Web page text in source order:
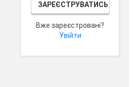
ЗАРЕЄСТРУВАТИСЬ
Вже зареєстровані?
Увійти